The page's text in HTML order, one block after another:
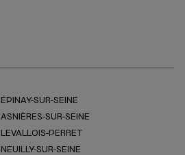
ÉPINAY-SUR-SEINE
ASNIÈRES-SUR-SEINE
LEVALLOIS-PERRET
NEUILLY-SUR-SEINE